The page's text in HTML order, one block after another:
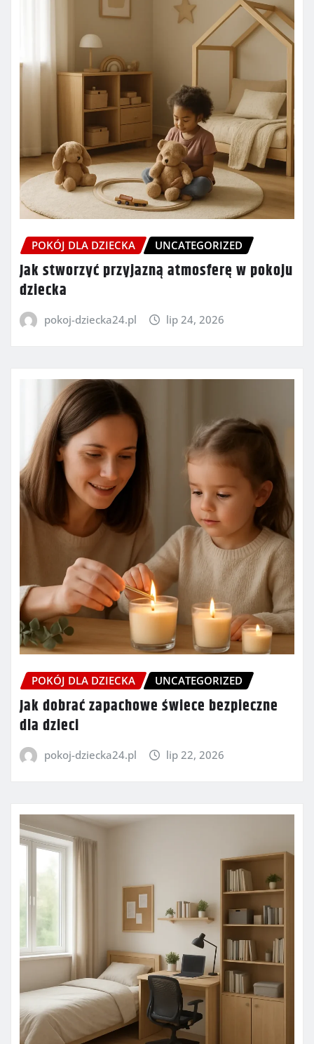
POKÓJ DLA DZIECKA UNCATEGORIZED
Jak stworzyć przyjazną atmosferę w pokoju
dziecka
pokoj-dziecka24.pl lip 24, 2026
POKÓJ DLA DZIECKA UNCATEGORIZED
Jak dobrać zapachowe świece bezpieczne
dla dzieci
pokoj-dziecka24.pl lip 22, 2026